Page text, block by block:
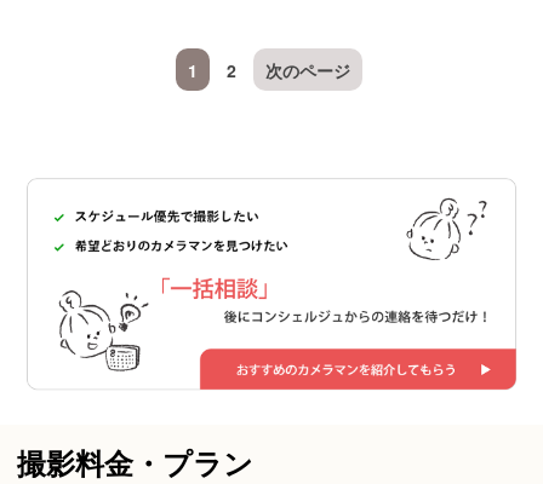
1 2 次のページ
撮影料金・プラン